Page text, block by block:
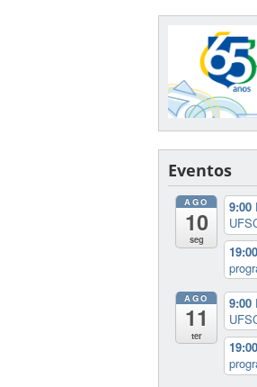
Eventos
AGO
10
seg
9:00
AGO
11
ter
9:00